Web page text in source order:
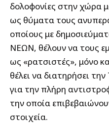
δολοφονίες στην χώρα
ως θύματα τους
οποίους με
ΝΕΩΝ, θέλουν να τους
ως «ρατσιστές», μόνο
θέλει να διατηρήσει
για την πλήρη
την οποία
στοιχεία.